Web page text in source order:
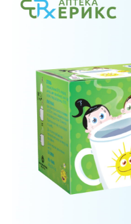
Здравствени проблеми
Лична хигиена
Медицински апрати
Нега на кожа